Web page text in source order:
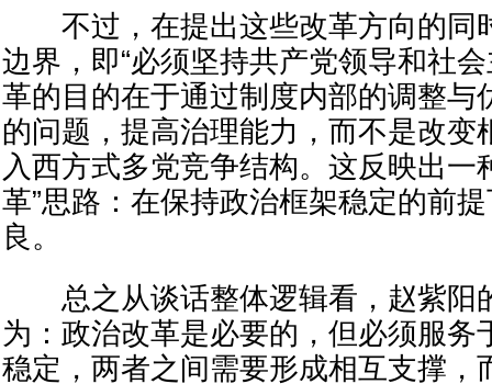
不过，在提出这些改革方向的同
边界，即“必须坚持共产党领导和社
革的目的在于通过制度内部的调整与
的问题，提高治理能力，而不是改变
入西方式多党竞争结构。这反映出一
革”思路：在保持政治框架稳定的前
良。
总之从谈话整体逻辑看，赵紫阳
为：政治改革是必要的，但必须服务
稳定，两者之间需要形成相互支撑，